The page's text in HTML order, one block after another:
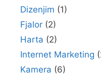
Dizenjim (1)
Fjalor (2)
Harta (2)
Internet Marketing
Kamera (6)